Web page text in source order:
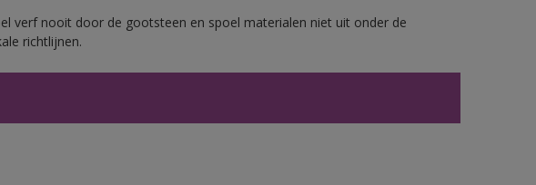
verf nooit door de gootsteen en spoel materialen niet uit onder de
richtlijnen.